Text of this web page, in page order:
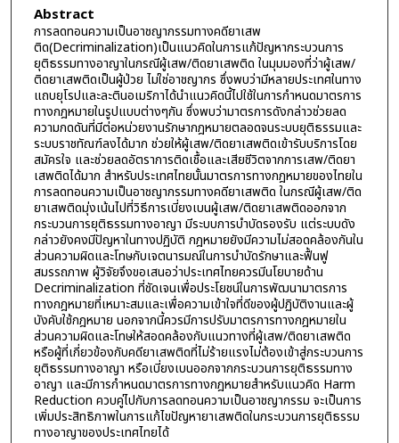
Abstract
การลดทอนความเป็นอาชญากรรมทางคดียาเสพ
ติด(Decriminalization)เป็นแนวคิดในการแก้ปัญหากระบวนการ
ยุติธรรมทางอาญาในกรณีผู้เสพ/ติดยาเสพติด ในมุมมองที่ว่าผู้เสพ/
ติดยาเสพติดเป็นผู้ป่วย ไม่ใช่อาชญากร ซึ่งพบว่ามีหลายประเทศในทาง
แถบยุโรปและละตินอเมริกาได้นำแนวคิดนี้ไปใช้ในการกำหนดมาตรการ
ทางกฎหมายในรูปแบบต่างๆกัน ซึ่งพบว่ามาตรการดังกล่าวช่วยลด
ความกดดันที่มีต่อหน่วยงานรักษากฎหมายตลอดจนระบบยุติธรรมและ
ระบบราชทัณฑ์ลงได้มาก ช่วยให้ผู้เสพ/ติดยาเสพติดเข้ารับบริการโดย
สมัครใจ และช่วยลดอัตราการติดเชื้อและเสียชีวิตจากการเสพ/ติดยา
เสพติดได้มาก สำหรับประเทศไทยนั้นมาตรการทางกฎหมายของไทยใน
การลดทอนความเป็นอาชญากรรมทางคดียาเสพติด ในกรณีผู้เสพ/ติด
ยาเสพติดมุ่งเน้นไปที่วิธีการเบี่ยงเบนผู้เสพ/ติดยาเสพติดออกจาก
กระบวนการยุติธรรมทางอาญา มีระบบการบำบัดรองรับ แต่ระบบดัง
กล่าวยังคงมีปัญหาในทางปฏิบัติ กฎหมายยังมีความไม่สอดคล้องกันใน
ส่วนความผิดและโทษกับเจตนารมณ์ในการบำบัดรักษาและฟื้นฟู
สมรรถภาพ ผู้วิจัยจึงขอเสนอว่าประเทศไทยควรมีนโยบายด้าน
Decriminalization ที่ชัดเจนเพื่อประโยชน์ในการพัฒนามาตรการ
ทางกฎหมายที่เหมาะสมและเพื่อความเข้าใจที่ดีของผู้ปฏิบัติงานและผู้
บังคับใช้กฎหมาย นอกจากนี้ควรมีการปรับมาตรการทางกฎหมายใน
ส่วนความผิดและโทษให้สอดคล้องกับแนวทางที่ผู้เสพ/ติดยาเสพติด
หรือผู้ที่เกี่ยวข้องกับคดียาเสพติดที่ไม่ร้ายแรงไม่ต้องเข้าสู่กระบวนการ
ยุติธรรมทางอาญา หรือเบี่ยงเบนออกจากกระบวนการยุติธรรมทาง
อาญา และมีการกำหนดมาตรการทางกฎหมายสำหรับแนวคิด Harm
Reduction ควบคู่ไปกับการลดทอนความเป็นอาชญากรรม จะเป็นการ
เพิ่มประสิทธิภาพในการแก้ไขปัญหายาเสพติดในกระบวนการยุติธรรม
ทางอาญาของประเทศไทยได้